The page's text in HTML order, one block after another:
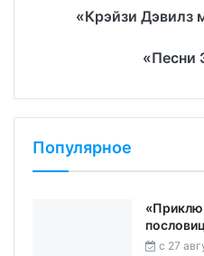
«Крэйзи Дэвилз
«Песни
Популярное
c 27